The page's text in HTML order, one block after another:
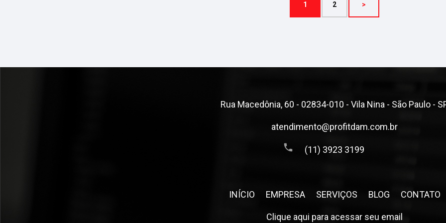
1 2 >
Rua Macedônia, 60 - 02834-010 - Vila Nina - São Paulo -
atendimento@profitdam.com.br
(11) 3923 3199
INÍCIO EMPRESA SERVIÇOS BLOG CONTATO
Clique aqui para acessar seu email